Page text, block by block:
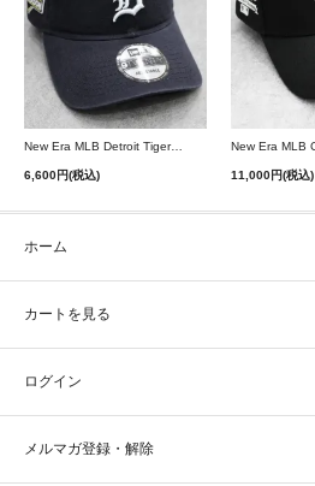
New Era MLB Detroit Tigers Postseason 9Twenty Strapback Cap - Navy
6,600円(税込) 11,000円(税込)
ホーム
カートを見る
ログイン
メルマガ登録・解除